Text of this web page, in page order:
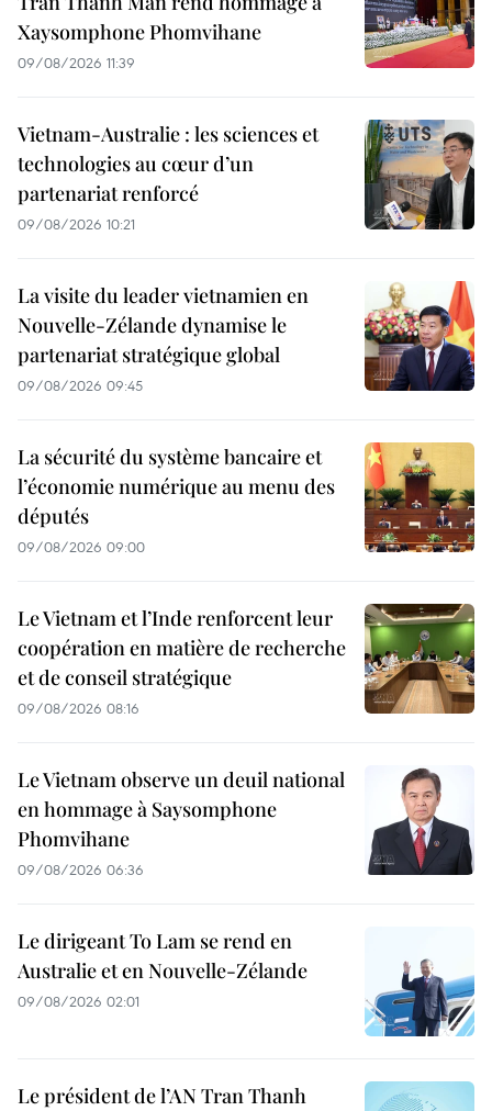
Xaysomphone Phomvihane
09/08/2026 11:39
Vietnam-Australie : les sciences et
technologies au cœur d’un
partenariat renforcé
09/08/2026 10:21
La visite du leader vietnamien en
Nouvelle-Zélande dynamise le
partenariat stratégique global
09/08/2026 09:45
La sécurité du système bancaire et
l’économie numérique au menu des
députés
09/08/2026 09:00
Le Vietnam et l’Inde renforcent leur
coopération en matière de recherche
et de conseil stratégique
09/08/2026 08:16
Le Vietnam observe un deuil national
en hommage à Saysomphone
Phomvihane
09/08/2026 06:36
Le dirigeant To Lam se rend en
Australie et en Nouvelle-Zélande
09/08/2026 02:01
Le président de l’AN Tran Thanh